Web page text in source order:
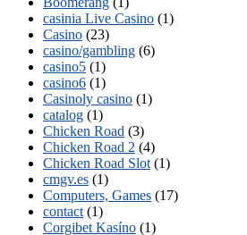
casinia Live Casino (1)
Casino (23)
casino/gambling (6)
casino5 (1)
casino6 (1)
Casinoly casino (1)
catalog (1)
Chicken Road (3)
Chicken Road 2 (4)
Chicken Road Slot (1)
cmgv.es (1)
Computers, Games (17)
contact (1)
Corgibet Kasíno (1)